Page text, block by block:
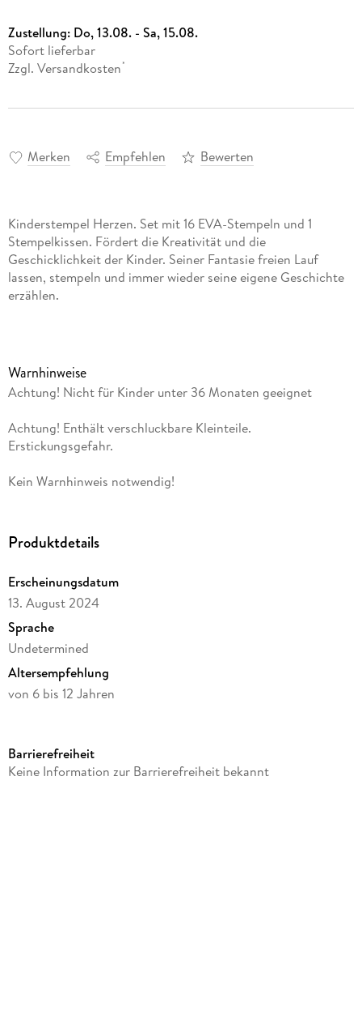
Zustellung: Do, 13.08. - Sa, 15.08.
Sofort lieferbar
Zzgl. Versandkosten *
Merken Empfehlen Bewerten
Kinderstempel Herzen. Set mit 16 EVA-Stempeln und 1
Stempelkissen. Fördert die Kreativität und die
Geschicklichkeit der Kinder. Seiner Fantasie freien Lauf
lassen, stempeln und immer wieder seine eigene Geschichte
erzählen.
Warnhinweise
Achtung! Nicht für Kinder unter 36 Monaten geeignet
Achtung! Enthält verschluckbare Kleinteile.
Erstickungsgefahr.
Kein Warnhinweis notwendig!
Produktdetails
Erscheinungsdatum
13. August 2024
Sprache
Undetermined
Altersempfehlung
von 6 bis 12 Jahren
Produktart
Barrierefreiheit
Keine Information zur Barrierefreiheit bekannt